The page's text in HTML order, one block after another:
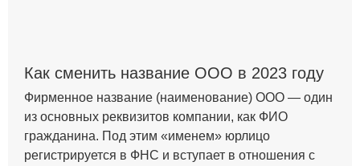
Как сменить название ООО в 2023 году
Фирменное название (наименование) ООО — один
из основных реквизитов компании, как ФИО
гражданина. Под этим «именем» юрлицо
регистрируется в ФНС и вступает в отношения с